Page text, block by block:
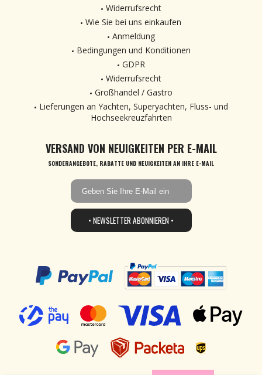
Widerrufsrecht
Wie Sie bei uns einkaufen
Anmeldung
Bedingungen und Konditionen
GDPR
Widerrufsrecht
Großhandel / Gastro
Lieferungen an Yachten, Superyachten, Fluss- und
Hochseekreuzfahrten
VERSAND VON NEUIGKEITEN PER E-MAIL
SONDERANGEBOTE, RABATTE UND NEUIGKEITEN AN IHRE E-MAIL
• NEWSLETTER ABONNIEREN •